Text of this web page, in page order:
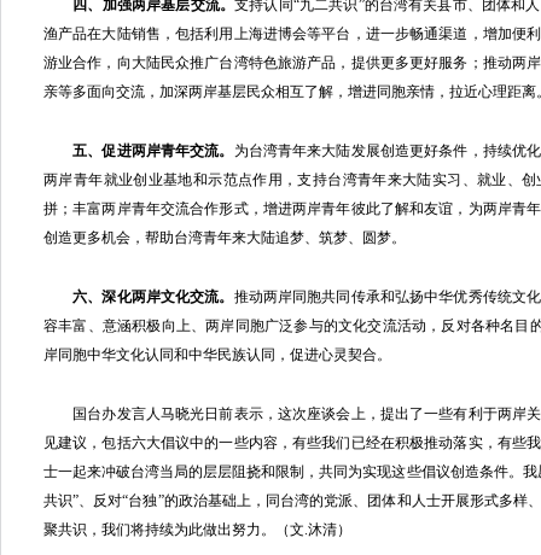
四、加强两岸基层交流。支持认同“九二共识”的台湾有关县市、团体和
渔产品在大陆销售，包括利用上海进博会等平台，进一步畅通渠道，增加便
游业合作，向大陆民众推广台湾特色旅游产品，提供更多更好服务；推动两
亲等多面向交流，加深两岸基层民众相互了解，增进同胞亲情，拉近心理距离
五、促进两岸青年交流。
为台湾青年来大陆发展创造更好条件，持续优
两岸青年就业创业基地和示范点作用，支持台湾青年来大陆实习、就业、
拼；丰富两岸青年交流合作形式，增进两岸青年彼此了解和友谊，为两岸青
创造更多机会，帮助台湾青年来大陆追梦、筑梦、圆梦。
六、深化两岸文化交流。 推动两岸同胞共同传承和弘扬中华优秀传统文
容丰富、意涵积极向上、两岸同胞广泛参与的文化交流活动，反对各种名目
岸同胞中华文化认同和中华民族认同，促进心灵契合。
国台办发言人马晓光日前表示，这次座谈会上，提出了一些有利于两岸
见建议，包括六大倡议中的一些内容，有些我们已经在积极推动落实，有些
士一起来冲破台湾当局的层层阻挠和限制，共同为实现这些倡议创造条件。
共识”、反对“台独”的政治基础上，同台湾的党派、团体和人士开展形式多样
聚共识，我们将持续为此做出努力。（文.沐清）